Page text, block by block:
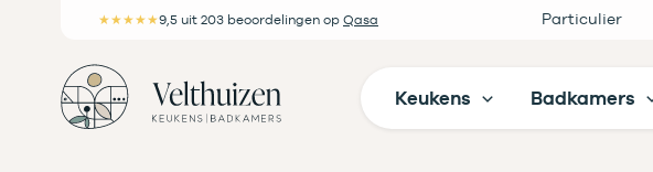
inhoud
★★★★★9,5 uit 203 beoordelingen op Qasa Particulier
Keukens Badkamers